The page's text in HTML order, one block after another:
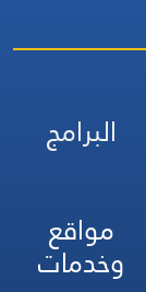
البرامج
مواقع
وخدمات